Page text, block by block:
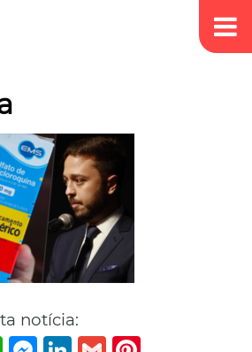
notícia:
WhatsAppMessenger
LinkedIn
Gmail